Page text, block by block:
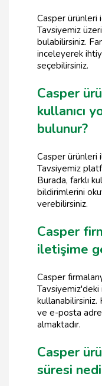
Casper ürünleri
Tavsiyemiz
bulabilirsiniz.
inceleyerek
seçebilirsiniz.
Casper
kullanıcı
bulunur?
Casper ürünleri
Tavsiyemiz
Burada, farklı
bildirimlerini
verebilirsiniz.
Casper
iletişime
Casper
kullanabilirsiniz.
ve e-posta
almaktadır.
Casper
süresi